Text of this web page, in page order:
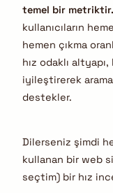
temel bir metriktir.
kullanıcıların
hemen çıkma
hız odaklı
iyileştirerek arama
destekler.
Dilerseniz şimdi
kullanan bir web
seçtim) bir hız